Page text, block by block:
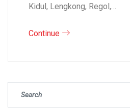
Kidul, Lengkong, Regol,…
Continue